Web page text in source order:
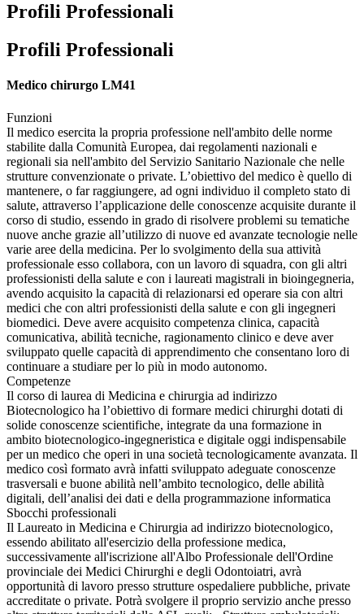
Profili Professionali
Profili Professionali
Medico chirurgo LM41
Funzioni
Il medico esercita la propria professione nell'ambito delle norme
stabilite dalla Comunità Europea, dai regolamenti nazionali e
regionali sia nell'ambito del Servizio Sanitario Nazionale che nelle
strutture convenzionate o private. L’obiettivo del medico è quello di
mantenere, o far raggiungere, ad ogni individuo il completo stato di
salute, attraverso l’applicazione delle conoscenze acquisite durante il
corso di studio, essendo in grado di risolvere problemi su tematiche
nuove anche grazie all’utilizzo di nuove ed avanzate tecnologie nelle
varie aree della medicina. Per lo svolgimento della sua attività
professionale esso collabora, con un lavoro di squadra, con gli altri
professionisti della salute e con i laureati magistrali in bioingegneria,
avendo acquisito la capacità di relazionarsi ed operare sia con altri
medici che con altri professionisti della salute e con gli ingegneri
biomedici. Deve avere acquisito competenza clinica, capacità
comunicativa, abilità tecniche, ragionamento clinico e deve aver
sviluppato quelle capacità di apprendimento che consentano loro di
continuare a studiare per lo più in modo autonomo.
Competenze
Il corso di laurea di Medicina e chirurgia ad indirizzo
Biotecnologico ha l’obiettivo di formare medici chirurghi dotati di
solide conoscenze scientifiche, integrate da una formazione in
ambito biotecnologico-ingegneristica e digitale oggi indispensabile
per un medico che operi in una società tecnologicamente avanzata. Il
medico così formato avrà infatti sviluppato adeguate conoscenze
trasversali e buone abilità nell’ambito tecnologico, delle abilità
digitali, dell’analisi dei dati e della programmazione informatica
Sbocchi professionali
Il Laureato in Medicina e Chirurgia ad indirizzo biotecnologico,
essendo abilitato all'esercizio della professione medica,
successivamente all'iscrizione all'Albo Professionale dell'Ordine
provinciale dei Medici Chirurghi e degli Odontoiatri, avrà
opportunità di lavoro presso strutture ospedaliere pubbliche, private
accreditate o private. Potrà svolgere il proprio servizio anche presso